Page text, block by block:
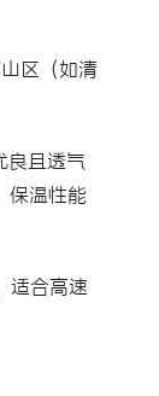
区（如清
良且透气
保温性能
适合高速